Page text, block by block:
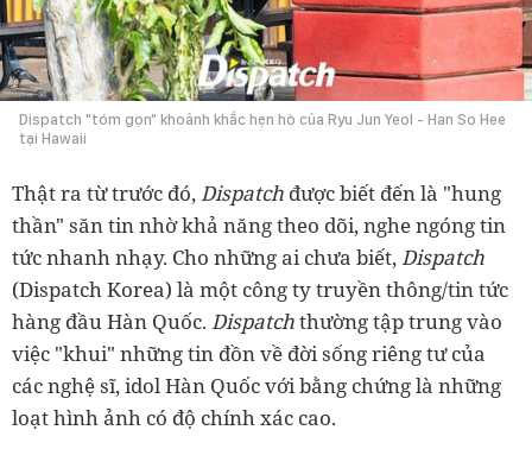
Dispatch "tóm gọn" khoảnh khắc hẹn hò của Ryu Jun Yeol - Han So Hee
tại Hawaii
Thật ra từ trước đó,Dispatch được biết đến là "hung
thần" săn tin nhờ khả năng theo dõi, nghe ngóng tin
tức nhanh nhạy. Cho những ai chưa biết,Dispatch
(Dispatch Korea) là một công ty truyền thông/tin tức
hàng đầu Hàn Quốc. Dispatchthường tập trung vào
việc "khui" những tin đồn về đời sống riêng tư của
các nghệ sĩ, idol Hàn Quốc với bằng chứng là những
loạt hình ảnh có độ chính xác cao.